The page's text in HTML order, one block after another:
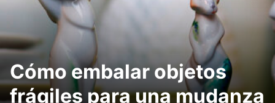
Cómo embalar objetos
frágiles para una mudanza